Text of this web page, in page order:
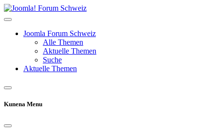
Joomla Forum Schweiz
Alle Themen
Aktuelle Themen
Suche
Aktuelle Themen
Kunena Menu